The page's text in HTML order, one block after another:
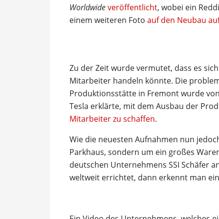
Worldwideveröffentlicht, wobei ein
einem weiteren Foto auf den Neubau
Zu der Zeit wurde vermutet, dass es
Mitarbeiter handeln könnte. Die
Produktionsstätte in Fremont wurde
Tesla erklärte, mit dem Ausbau der
Mitarbeiter zu schaffen.
Wie die neuesten Aufnahmen nun
Parkhaus, sondern um ein großes
deutschen Unternehmens SSI Schäfer
weltweit errichtet, dann erkennt man